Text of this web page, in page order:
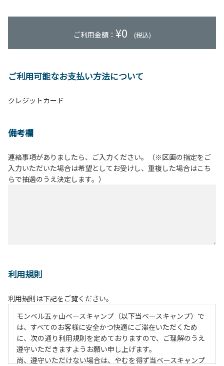
ご利用金額： ¥0 (税込)
ご利用可能なお支払い方法について
クレジットカード
備考欄
連絡事項がありましたら、ご入力ください。（※区画の指定をご
入力いただいた場合は希望としてお受けし、重複した場合はこち
らで抽選のうえ決定します。）
利用規則
利用規則は下記をご覧ください。
モンベル五ヶ山ベースキャンプ（以下当ベースキャンプ）で
は、すべてのお客様に安全かつ快適にご滞在いただくため
に、次の通り利用規則を定めておりますので、ご理解のうえ
遵守いただきますようお願い申し上げます。
尚、遵守いただけない場合は、やむを得ず当ベースキャンプ